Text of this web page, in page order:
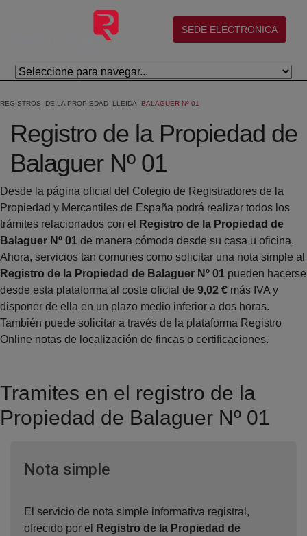
Salta al contingut principal
(abre en nueva ventana)
SEDE ELECTRONICA
REGISTROS DE LA PROPIEDAD LLEIDA BALAGUER Nº 01
Registro de la Propiedad de
Balaguer Nº 01
Desde la página oficial del Colegio de Registradores de la
Propiedad y Mercantiles de España podrá realizar todos los
trámites relacionados con el
Registro de la Propiedad de
Balaguer Nº 01 de manera cómoda desde su casa u oficina.
Ahora, servicios tan comunes como solicitar una nota simple al
Registro de la Propiedad de Balaguer Nº 01 pueden hacerse
desde esta plataforma al coste oficial de 9,02 € más IVA y
disponer de ella en un plazo medio inferior a dos horas.
También puede solicitar a través de la plataforma Registro
Online notas de localización de fincas o certificaciones.
Tramites en el registro de la
Propiedad de Balaguer Nº 01
Nota simpleVentana nueva
El servicio de nota simple informativa registral,
ofrecido por el
Registro de la Propiedad de